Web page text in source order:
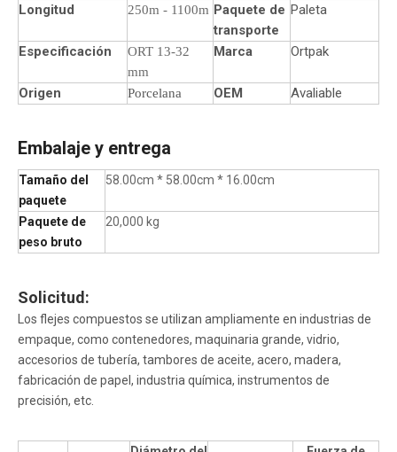
Longitud
250m - 1100m Paquete de
transporte
Paleta
Especificación
ORT 13-32
mm
Marca Ortpak
Origen Porcelana OEM Avaliable
Embalaje y entrega
Tamaño del
paquete
58.00cm * 58.00cm * 16.00cm
Paquete de
peso bruto
20,000 kg
Solicitud:
Los flejes compuestos se utilizan ampliamente en industrias de
empaque, como contenedores, maquinaria grande, vidrio,
accesorios de tubería, tambores de aceite, acero, madera,
fabricación de papel, industria química, instrumentos de
precisión, etc.